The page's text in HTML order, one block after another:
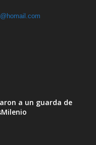
a un guarda de